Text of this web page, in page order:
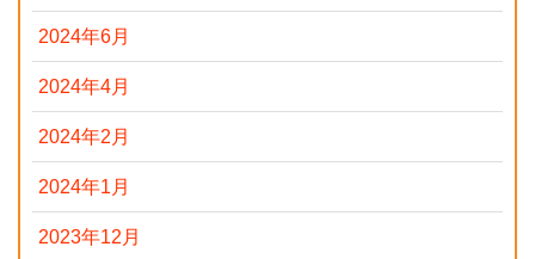
2024年6月
2024年4月
2024年2月
2024年1月
2023年12月